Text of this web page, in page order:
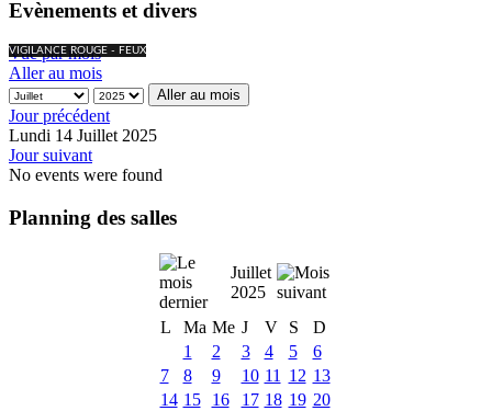
Evènements et divers
VIGILANCE ROUGE - FEUX
Vue par mois
Aller au mois
Aller au mois
Jour précédent
Lundi 14 Juillet 2025
Jour suivant
No events were found
Planning des salles
Juillet
2025
L
Ma Me J V S
D
1
2 3 4 5
6
7
8 9 10 11 12 13
14 15 16 17 18 19 20